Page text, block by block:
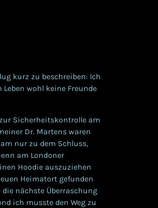
kurz zu beschreiben: Ich
wohl keine Freunde
Sicherheitskontrolle am
Dr. Martens waren
nur zu dem Schluss,
am Londoner
Hoodie auszuziehen
Heimatort gefunden
nächste Überraschung
ich musste den Weg zu